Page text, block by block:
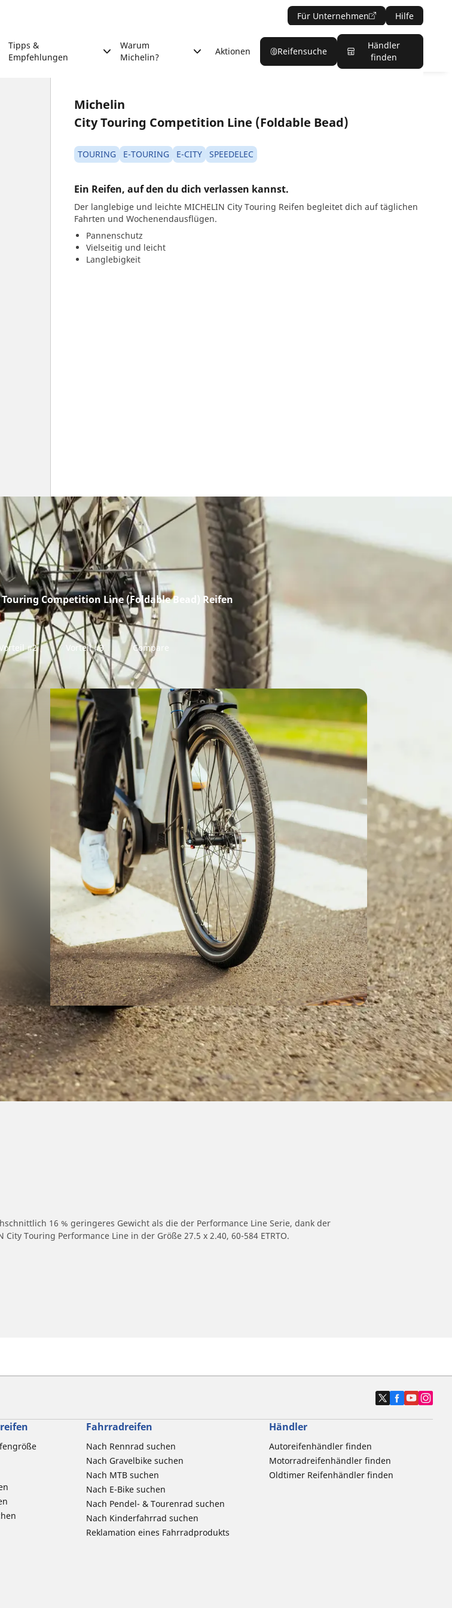
Für Unternehmen Hilfe
Tipps &
Empfehlungen
Warum
Michelin?
Aktionen Reifensuche
Händler
finden
Michelin
City Touring Competition Line (Foldable Bead)
TOURING E-TOURING E-CITY SPEEDELEC
Ein Reifen, auf den du dich verlassen kannst.
Der langlebige und leichte MICHELIN City Touring Reifen begleitet dich auf täglichen
Fahrten und Wochenendausflügen.
Pannenschutz
Vielseitig und leicht
Langlebigkeit
Competition Line (Foldable Bead) Reifen
#2 Vorteil #3 Compare
16 % geringeres Gewicht als die der Performance Line Serie, dank der
Touring Performance Line in der Größe 27.5 x 2.40, 60-584 ETRTO.
Fahrradreifen
Nach Rennrad suchen
Nach Gravelbike suchen
Nach MTB suchen
Nach E-Bike suchen
Nach Pendel- & Tourenrad suchen
Nach Kinderfahrrad suchen
Reklamation eines Fahrradprodukts
Händler
Autoreifenhändler finden
Motorradreifenhändler finden
Oldtimer Reifenhändler finden